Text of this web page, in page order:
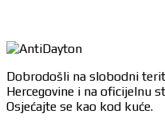
Dobrodošli na slobodni
Hercegovine i na oficijelnu
Osjećajte se kao kod kuće.